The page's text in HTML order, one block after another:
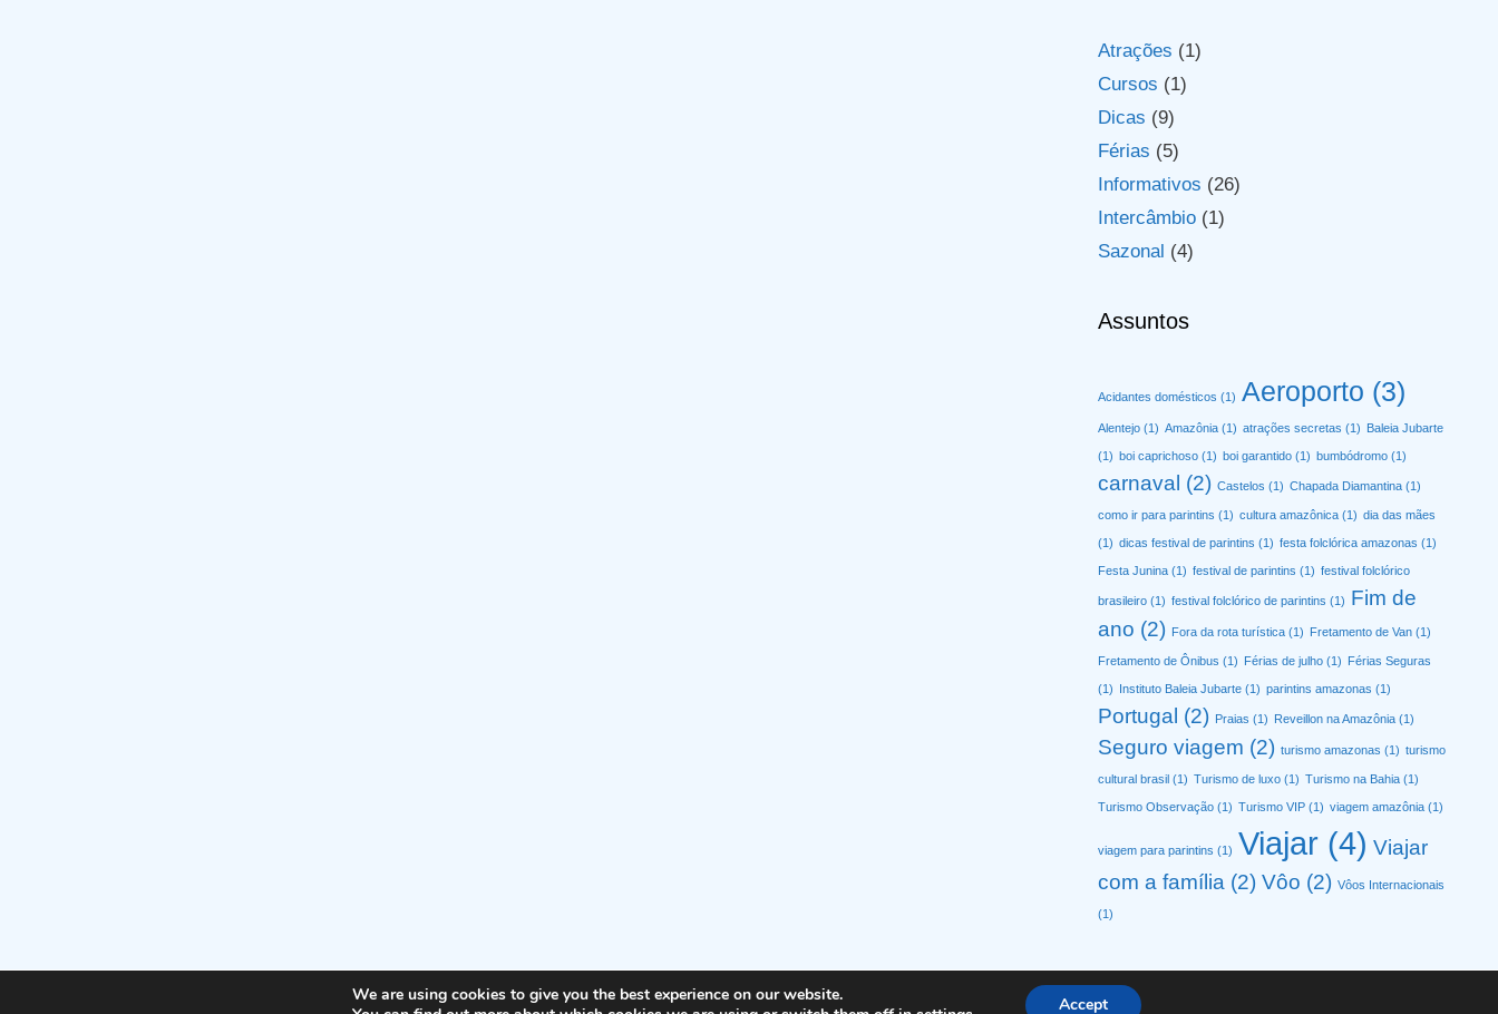
Atrações (1)
Cursos (1)
Dicas (9)
Férias (5)
Informativos (26)
Intercâmbio(1)
Sazonal (4)
Assuntos
Acidantes domésticos (1) Aeroporto (3)
Alentejo(1) Amazônia(1) atrações secretas (1) Baleia Jubarte
(1) boi caprichoso(1) boi garantido(1) bumbódromo(1)
carnaval (2) Castelos (1) Chapada Diamantina(1)
como ir para parintins (1) cultura amazônica(1) dia das mães
(1) dicas festival de parintins (1) festa folclórica amazonas (1)
Festa Junina(1) festival de parintins (1) festival folclórico
brasileiro(1) festival folclórico de parintins (1) Fim de
ano (2) Fora da rota turística(1) Fretamento de Van(1)
Fretamento de Ônibus (1) Férias de julho(1) Férias Seguras
(1) Instituto Baleia Jubarte(1) parintins amazonas (1)
Portugal (2) Praias (1) Reveillon na Amazônia(1)
Seguro viagem (2) turismo amazonas (1) turismo
cultural brasil(1) Turismo de luxo(1) Turismo na Bahia(1)
Turismo Observação(1) Turismo VIP(1) viagem amazônia(1)
viagem para parintins (1) Viajar(4) Viajar
com a família (2) Vôo (2) Vôos Internacionais
(1)
GeneratePressWe are using cookies to give you the best experience on our website.
Accept